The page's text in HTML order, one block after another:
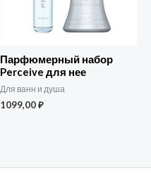
Парфюмерный набор
Perceive для нее
Для ванн и душа
1099,00₽